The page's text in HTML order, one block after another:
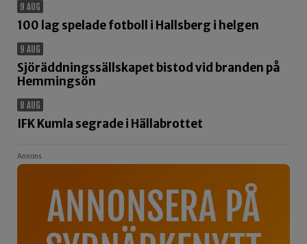
9 AUG
100 lag spelade fotboll i Hallsberg i helgen
9 AUG
Sjöräddningssällskapet bistod vid branden på
Hemmingsön
8 AUG
IFK Kumla segrade i Hällabrottet
Annons